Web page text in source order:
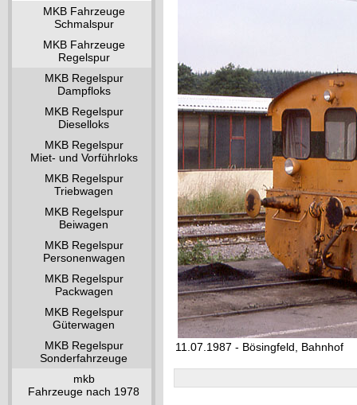
MKB Fahrzeuge
Schmalspur
MKB Fahrzeuge
Regelspur
MKB Regelspur
Dampfloks
MKB Regelspur
Dieselloks
MKB Regelspur
Miet- und Vorführloks
MKB Regelspur
Triebwagen
MKB Regelspur
Beiwagen
MKB Regelspur
Personenwagen
MKB Regelspur
Packwagen
MKB Regelspur
Güterwagen
MKB Regelspur
Sonderfahrzeuge
mkb
Fahrzeuge nach 1978
11.07.1987 - Bösingfeld, Bahnhof